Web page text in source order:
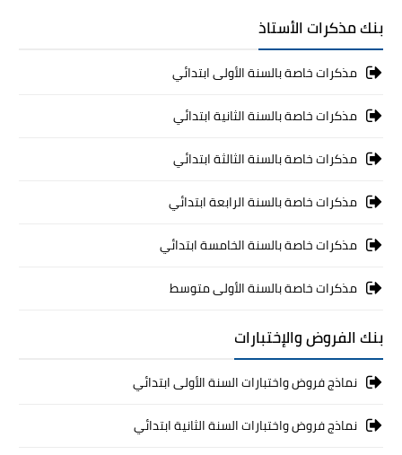
بنك مذكرات الأستاذ
مذكرات خاصة بالسنة الأولى ابتدائي
مذكرات خاصة بالسنة الثانية ابتدائي
مذكرات خاصة بالسنة الثالثة ابتدائي
مذكرات خاصة بالسنة الرابعة ابتدائي
مذكرات خاصة بالسنة الخامسة ابتدائي
مذكرات خاصة بالسنة الأولى متوسط
بنك الفروض والإختبارات
نماذج فروض واختبارات السنة الأولى ابتدائي
نماذج فروض واختبارات السنة الثانية ابتدائي